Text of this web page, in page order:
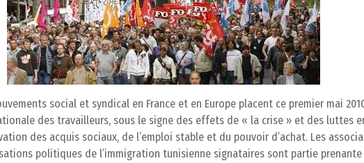
social et syndical en France et en Europe placent ce premier mai
des travailleurs, sous le signe des effets de « la crise » et des luttes
des acquis sociaux, de l’emploi stable et du pouvoir d’achat. Les
politiques de l’immigration tunisienne signataires sont partie